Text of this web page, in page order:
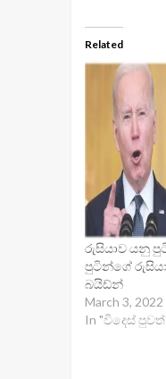
Related
රුසියාව යනු
පුටින්ගේ
බයිඩ්න්
March 3, 2022
In "විදෙස්